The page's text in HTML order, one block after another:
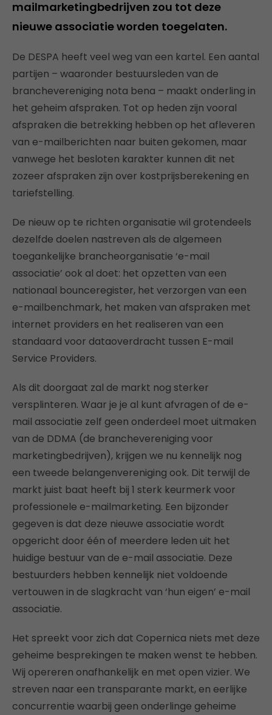
mailmarketingbedrijven zou tot deze
nieuwe associatie worden toegelaten.
De DESPA heeft veel weg van een kartel. Een aantal
partijen – waaronder bestuursleden van de
branchevereniging nota bena – maakt onderling in
het geheim afspraken. Tot op heden zijn vooral
afspraken die betrekking hebben op het afleveren
van e-mailberichten naar buiten gekomen, maar
vanwege het besloten karakter kunnen dit net
zozeer afspraken zijn over kostprijsberekening en
tariefstelling.
De nieuw op te richten organisatie wil grotendeels
dezelfde doelen nastreven als de algemeen
toegankelijke brancheorganisatie ‘e-mail
associatie’ ook al doet: het opzetten van een
nationaal bounceregister, het verzorgen van een
e-mailbenchmark, het maken van afspraken met
internet providers en het realiseren van een
standaard voor dataoverdracht tussen E-mail
Service Providers.
Als dit doorgaat zal de markt nog sterker
versplinteren. Waar je je al kunt afvragen of de e-
mail associatie zelf geen onderdeel moet uitmaken
van de DDMA (de branchevereniging voor
marketingbedrijven), krijgen we nu kennelijk nog
een tweede belangenvereniging ook. Dit terwijl de
markt juist baat heeft bij 1 sterk keurmerk voor
professionele e-mailmarketing. Een bijzonder
gegeven is dat deze nieuwe associatie wordt
opgericht door één of meerdere leden uit het
huidige bestuur van de e-mail associatie. Deze
bestuurders hebben kennelijk niet voldoende
vertouwen in de slagkracht van ‘hun eigen’ e-mail
associatie.
Het spreekt voor zich dat Copernica niets met deze
geheime besprekingen te maken wenst te hebben.
Wij opereren onafhankelijk en met open vizier. We
streven naar een transparante markt, en eerlijke
concurrentie waarbij geen onderlinge geheime